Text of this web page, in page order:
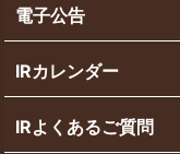
電子公告
IRカレンダー
IRよくあるご質問